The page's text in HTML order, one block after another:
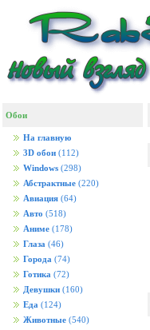
Обои
На главную
3D обои (112)
Windows (298)
Абстрактные (220)
Авиация (64)
Авто (518)
Аниме (178)
Глаза (46)
Города (74)
Готика (72)
Девушки (160)
Еда (124)
Животные (540)